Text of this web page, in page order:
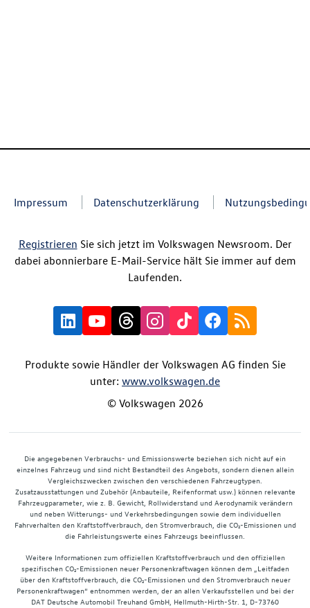
Impressum Datenschutzerklärung
Registrieren Sie sich jetzt im Volkswagen Newsroom. Der
dabei abonnierbare E-Mail-Service hält Sie immer auf dem
Laufenden.
Produkte sowie Händler der Volkswagen AG finden Sie
unter: www.volkswagen.de
© Volkswagen 2026
Die angegebenen Verbrauchs- und Emissionswerte beziehen sich nicht auf ein
einzelnes Fahrzeug und sind nicht Bestandteil des Angebots, sondern dienen allein
Vergleichszwecken zwischen den verschiedenen Fahrzeugtypen.
Zusatzausstattungen und Zubehör (Anbauteile, Reifenformat usw.) können relevante
Fahrzeugparameter, wie z. B. Gewicht, Rollwiderstand und Aerodynamik verändern
und neben Witterungs- und Verkehrsbedingungen sowie dem individuellen
Fahrverhalten den Kraftstoffverbrauch, den Stromverbrauch, die CO₂-Emissionen und
die Fahrleistungswerte eines Fahrzeugs beeinflussen.
Weitere Informationen zum offiziellen Kraftstoffverbrauch und den offiziellen
spezifischen CO₂-Emissionen neuer Personenkraftwagen können dem „Leitfaden
über den Kraftstoffverbrauch, die CO₂-Emissionen und den Stromverbrauch neuer
Personenkraftwagen“ entnommen werden, der an allen Verkaufsstellen und bei der
DAT Deutsche Automobil Treuhand GmbH, Hellmuth-Hirth-Str. 1, D-73760